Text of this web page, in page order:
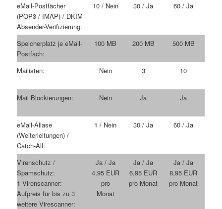
eMail-Postfächer
(POP3 / IMAP) / DKIM-
Absender-Verifizierung:
10 / Nein 30 / Ja 60 / Ja
Speicherplatz je eMail-
Postfach:
100 MB 200 MB 500 MB
Mailisten: Nein 3 10
Mail Blockierungen: Nein Ja Ja
eMail-Aliase
(Weiterleitungen) /
Catch-All:
1 / Nein 30 / Ja 60 / Ja
Virenschutz /
Spamschutz:
1 Virenscanner:
Aufpreis für bis zu 3
weitere Virescanner:
Ja / Ja
4,95 EUR
pro
Monat
Ja / Ja
6,95 EUR
pro Monat
Ja / Ja
8,95 EUR
pro Monat